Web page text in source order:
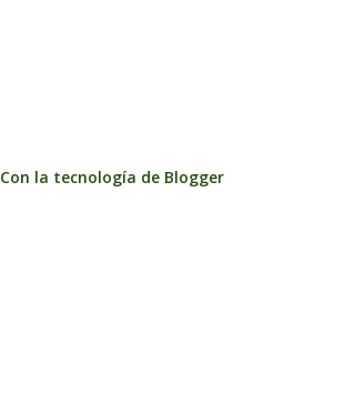
Con la tecnología de Blogger